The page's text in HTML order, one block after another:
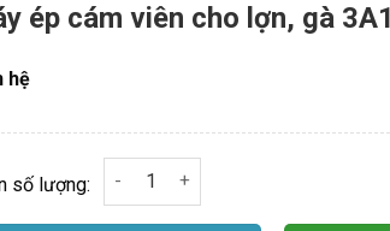
ép cám viên cho lợn, gà
hệ
Máy ép cám viên cho lợn, gà
số lượng: